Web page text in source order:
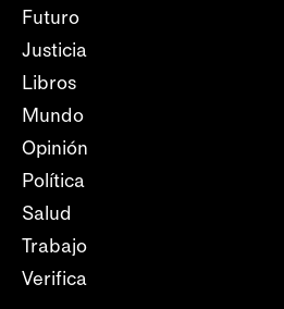
Futuro
Justicia
Libros
Mundo
Opinión
Política
Salud
Trabajo
Verifica